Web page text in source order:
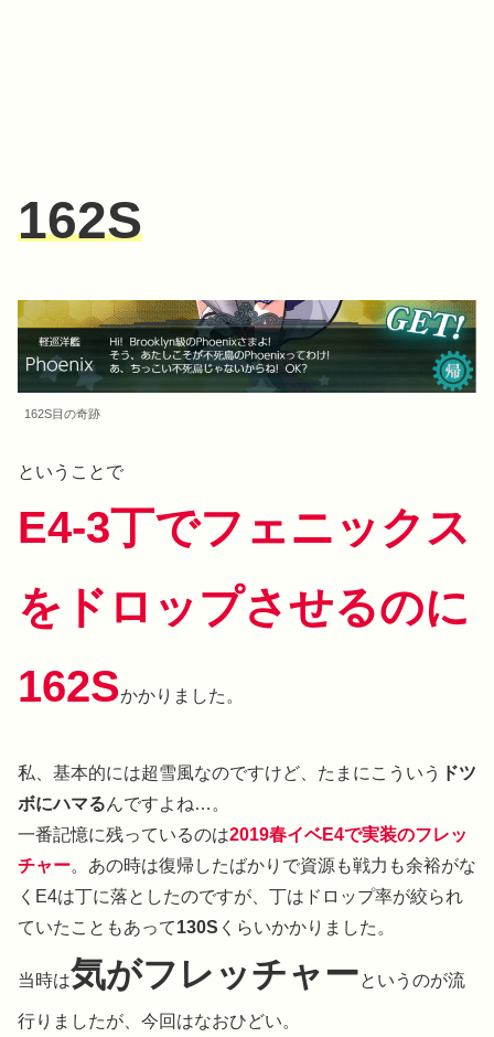
162S
162S目の奇跡
ということで
E4-3丁でフェニックス
をドロップさせるのに
162Sかかりました。
私、基本的には超雪風なのですけど、たまにこういう
ドツ
ボにハマるんですよね…。
一番記憶に残っているのは2019春イベE4で実装のフレッ
チャー。あの時は復帰したばかりで資源も戦力も余裕がな
くE4は丁に落としたのですが、丁はドロップ率が絞られ
ていたこともあって130S くらいかかりました。
当時は気がフレッチャーというのが流
行りましたが、今回はなおひどい。